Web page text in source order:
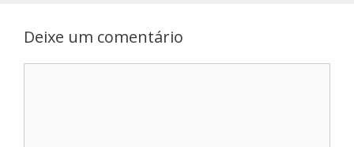
Deixe um comentário